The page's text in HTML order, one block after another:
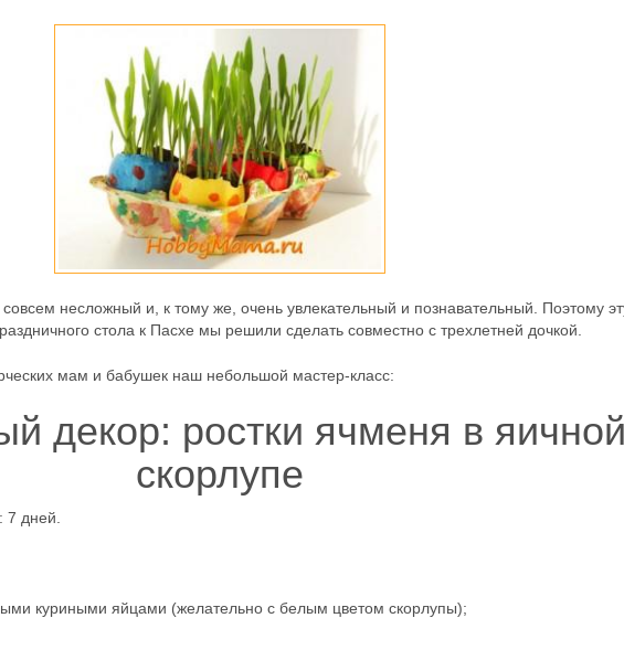
несложный и, к тому же, очень увлекательный и познавательный. Поэтому
стола к Пасхе мы решили сделать совместно с трехлетней дочкой.
мам и бабушек наш небольшой мастер-класс:
декор: ростки ячменя в
скорлупе
7 дней.
куриными яйцами (желательно с белым цветом скорлупы);